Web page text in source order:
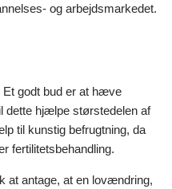
og arbejdsmarkedet.
godt bud er at hæve
dette hjælpe størstedelen af
til kunstig befrugtning, da
fertilitetsbehandling.
at antage, at en lovændring,